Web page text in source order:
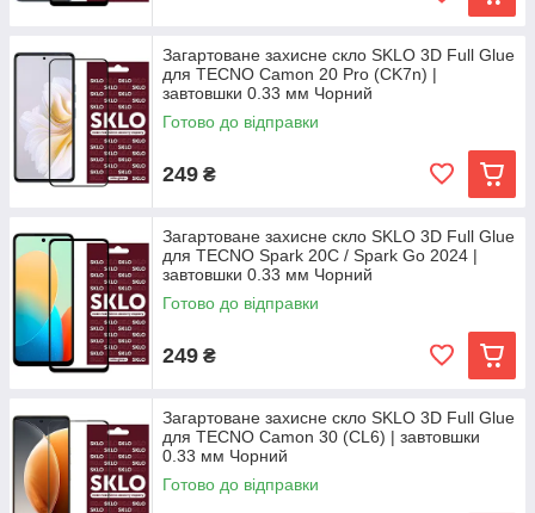
Загартоване захисне скло SKLO 3D Full Glue
для TECNO Camon 20 Pro (CK7n) |
завтовшки 0.33 мм Чорний
Готово до відправки
249 ₴
Загартоване захисне скло SKLO 3D Full Glue
для TECNO Spark 20C / Spark Go 2024 |
завтовшки 0.33 мм Чорний
Готово до відправки
249 ₴
Загартоване захисне скло SKLO 3D Full Glue
для TECNO Camon 30 (CL6) | завтовшки
0.33 мм Чорний
Готово до відправки